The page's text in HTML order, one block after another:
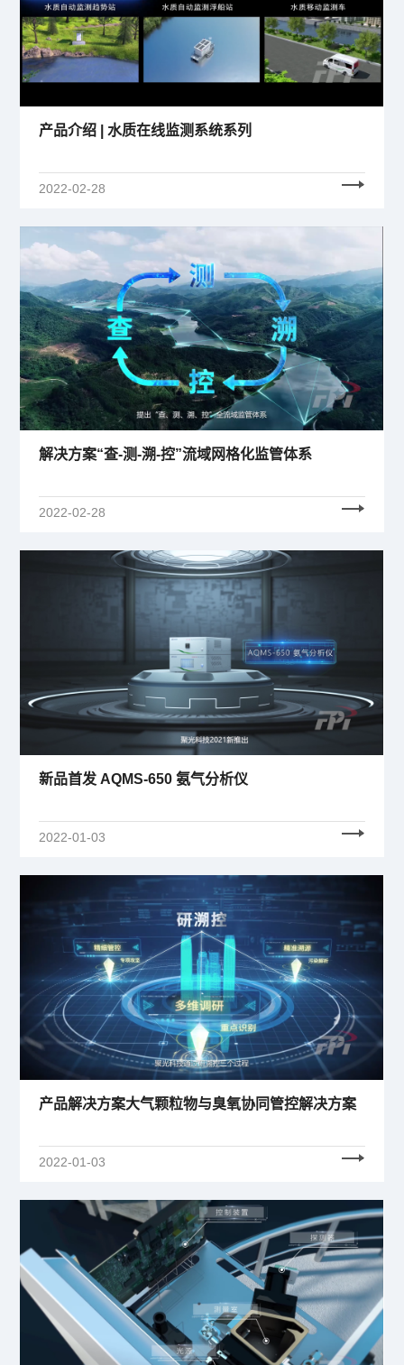
产品介绍 | 水质在线监测系统系列
2022-02-28
解决方案“查-测-溯-控”流域网格化监管体系
2022-02-28
新品首发 AQMS-650 氨气分析仪
2022-01-03
产品解决方案大气颗粒物与臭氧协同管控解决方案
2022-01-03